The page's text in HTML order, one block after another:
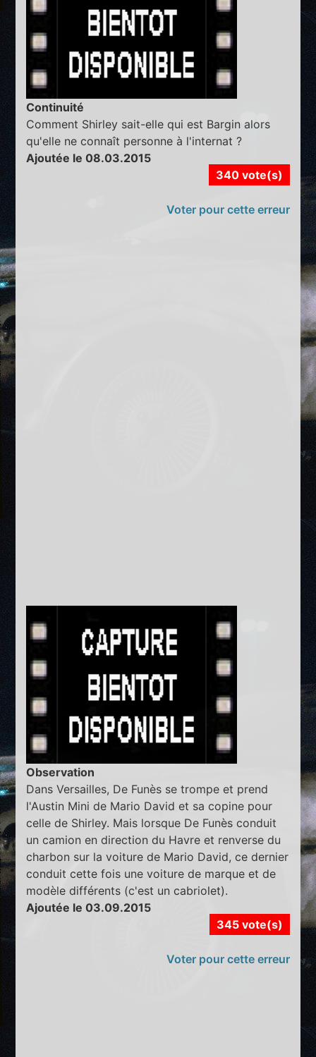
Continuité
Comment Shirley sait-elle qui est Bargin alors
qu'elle ne connaît personne à l'internat ?
Ajoutée le 08.03.2015
340 vote(s)
Voter pour cette erreur
Observation
Dans Versailles, De Funès se trompe et prend
l'Austin Mini de Mario David et sa copine pour
celle de Shirley. Mais lorsque De Funès conduit
un camion en direction du Havre et renverse du
charbon sur la voiture de Mario David, ce dernier
conduit cette fois une voiture de marque et de
modèle différents (c'est un cabriolet).
Ajoutée le 03.09.2015
345 vote(s)
Voter pour cette erreur